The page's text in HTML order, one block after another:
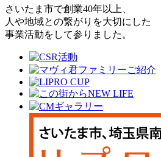
さいたま市で創業40年以上、
人や地域との繋がりを大切にした
事業活動をして参りました。